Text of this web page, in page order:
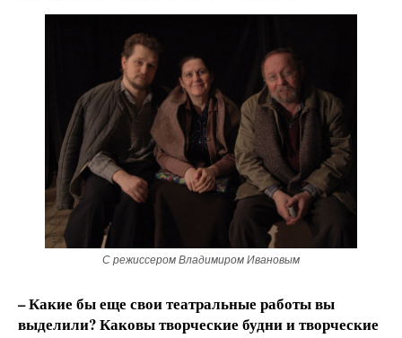
С режиссером Владимиром Ивановым
– Какие бы еще свои театральные работы вы
выделили? Каковы творческие будни и творческие